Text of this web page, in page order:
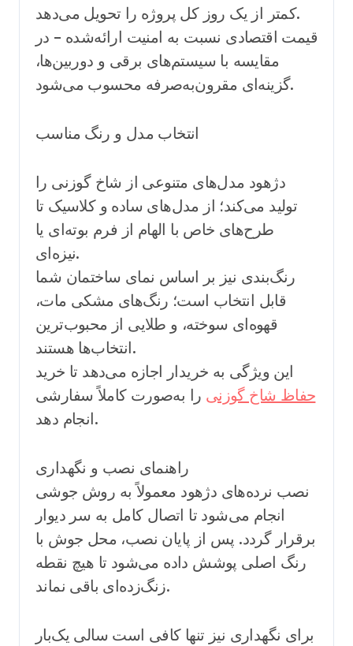
کمتر از یک روز کل پروژه را تحویل می‌دهد.
قیمت اقتصادی نسبت به امنیت ارائه‌شده – در
مقایسه با سیستم‌های برقی و دوربین‌ها،
گزینه‌ای مقرون‌به‌صرفه محسوب می‌شود.
انتخاب مدل و رنگ مناسب
دژهود مدل‌های متنوعی از شاخ گوزنی را
تولید می‌کند؛ از مدل‌های ساده و کلاسیک تا
طرح‌های خاص با الهام از فرم بوته‌ای یا
نیزه‌ای.
رنگ‌بندی نیز بر اساس نمای ساختمان شما
قابل انتخاب است؛ رنگ‌های مشکی مات،
قهوه‌ای سوخته، و طلایی از محبوب‌ترین
انتخاب‌ها هستند.
این ویژگی به خریدار اجازه می‌دهد تا خرید
حفاظ شاخ گوزنی را به‌صورت کاملاً سفارشی
انجام دهد.
راهنمای نصب و نگهداری
نصب نرده‌های دژهود معمولاً به روش جوشی
انجام می‌شود تا اتصال کامل به سر دیوار
برقرار گردد. پس از پایان نصب، محل جوش با
رنگ اصلی پوشش داده می‌شود تا هیچ نقطه
زنگ‌زده‌ای باقی نماند.
برای نگهداری نیز تنها کافی است سالی یک‌بار